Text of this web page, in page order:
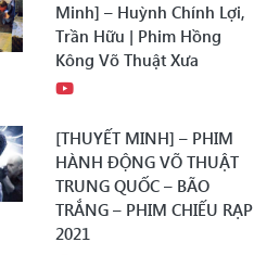
Minh] – Huỳnh Chính Lợi,
Trần Hữu | Phim Hồng
Kông Võ Thuật Xưa
[THUYẾT MINH] – PHIM
HÀNH ĐỘNG VÕ THUẬT
TRUNG QUỐC – BÃO
TRẮNG – PHIM CHIẾU RẠP
2021